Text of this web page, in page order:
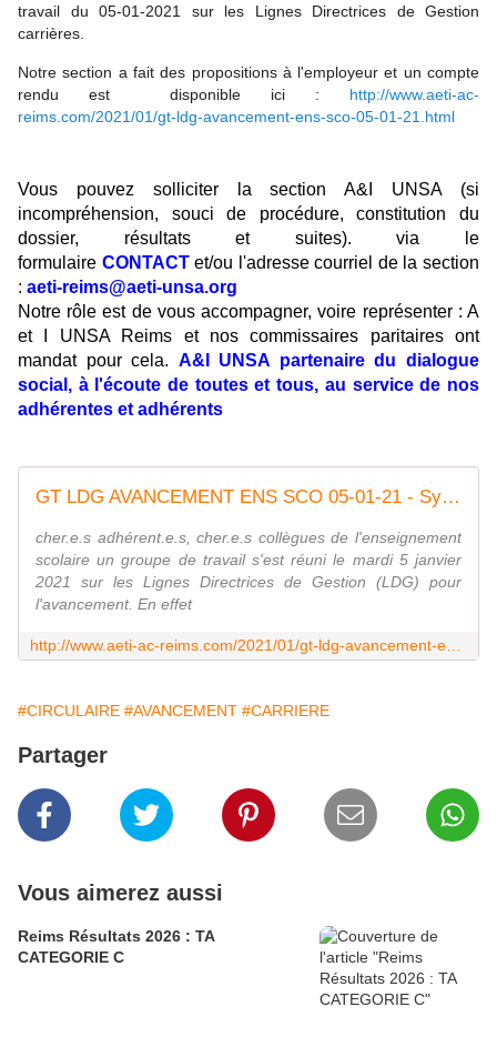
travail du 05-01-2021 sur les Lignes Directrices de Gestion
carrières.
Notre section a fait des propositions à l'employeur et un compte
rendu est disponible ici : http://www.aeti-ac-
reims.com/2021/01/gt-ldg-avancement-ens-sco-05-01-21.html
Vous pouvez solliciter la section A&I UNSA (si
incompréhension, souci de procédure, constitution du
dossier, résultats et suites). via le
formulaire CONTACT et/ou l'adresse courriel de la section
: aeti-reims@aeti-unsa.org
Notre rôle est de vous accompagner, voire représenter : A
et I UNSA Reims et nos commissaires paritaires ont
mandat pour cela. A&I UNSA partenaire du dialogue
social, à l'écoute de toutes et tous, au service de nos
adhérentes et adhérents
GT LDG AVANCEMENT ENS SCO 05-01-21 - Syndicat AetI-UNSA Académie Reims
cher.e.s adhérent.e.s, cher.e.s collègues de l'enseignement
scolaire un groupe de travail s'est réuni le mardi 5 janvier
2021 sur les Lignes Directrices de Gestion (LDG) pour
l'avancement. En effet
#CIRCULAIRE #AVANCEMENT #CARRIERE
Partager
Vous aimerez aussi
Reims Résultats 2026 : TA
CATEGORIE C